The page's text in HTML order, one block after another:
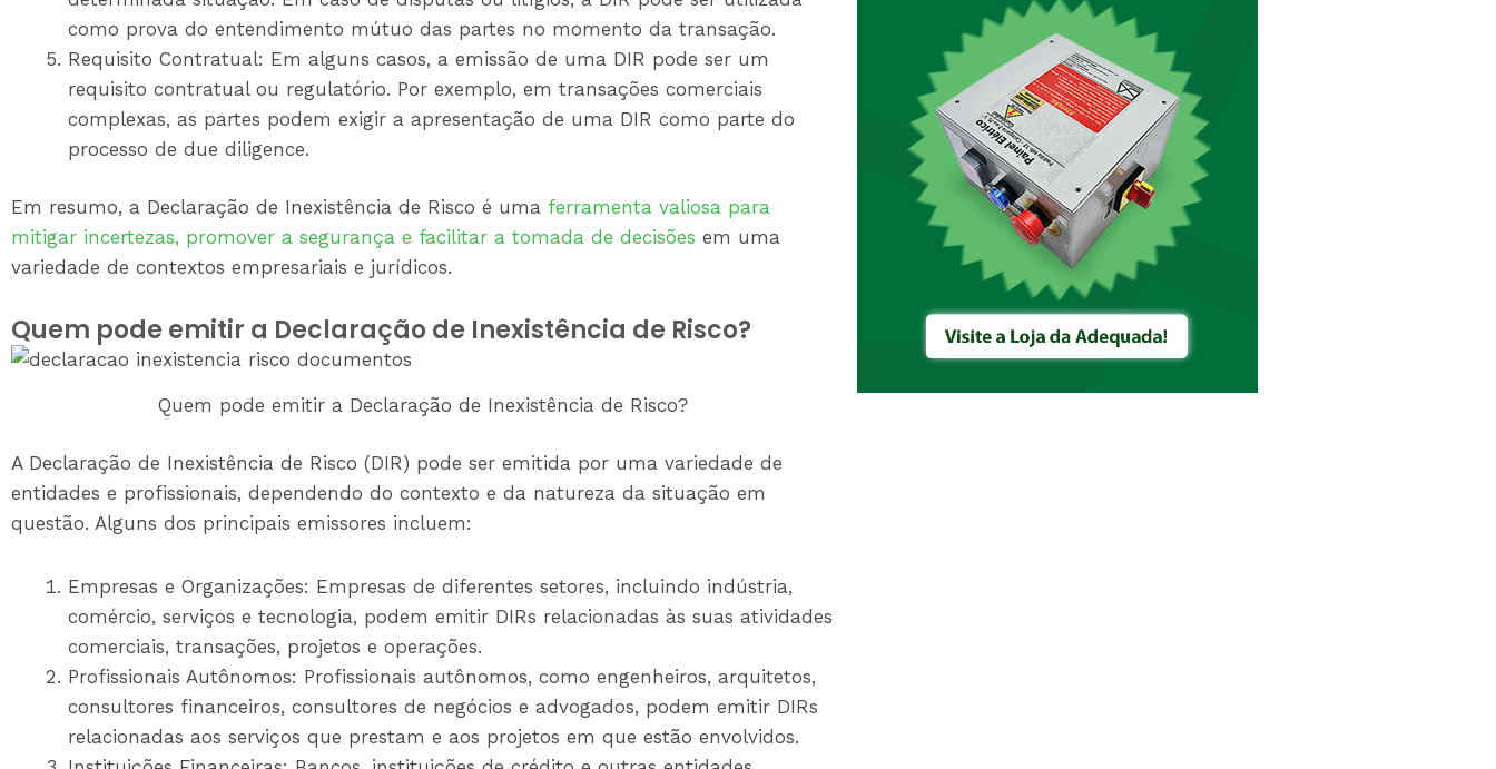
como prova do entendimento mútuo das partes no momento da transação.
Requisito Contratual: Em alguns casos, a emissão de uma DIR pode ser um
requisito contratual ou regulatório. Por exemplo, em transações comerciais
complexas, as partes podem exigir a apresentação de uma DIR como parte do
processo de due diligence.
Em resumo, a Declaração de Inexistência de Risco é uma ferramenta valiosa para
mitigar incertezas, promover a segurança e facilitar a tomada de decisões em uma
variedade de contextos empresariais e jurídicos.
Quem pode emitir a Declaração de Inexistência de Risco?
Quem pode emitir a Declaração de Inexistência de Risco?
A Declaração de Inexistência de Risco (DIR) pode ser emitida por uma variedade de
entidades e profissionais, dependendo do contexto e da natureza da situação em
questão. Alguns dos principais emissores incluem:
Empresas e Organizações: Empresas de diferentes setores, incluindo indústria,
comércio, serviços e tecnologia, podem emitir DIRs relacionadas às suas atividades
comerciais, transações, projetos e operações.
Profissionais Autônomos: Profissionais autônomos, como engenheiros, arquitetos,
consultores financeiros, consultores de negócios e advogados, podem emitir DIRs
relacionadas aos serviços que prestam e aos projetos em que estão envolvidos.